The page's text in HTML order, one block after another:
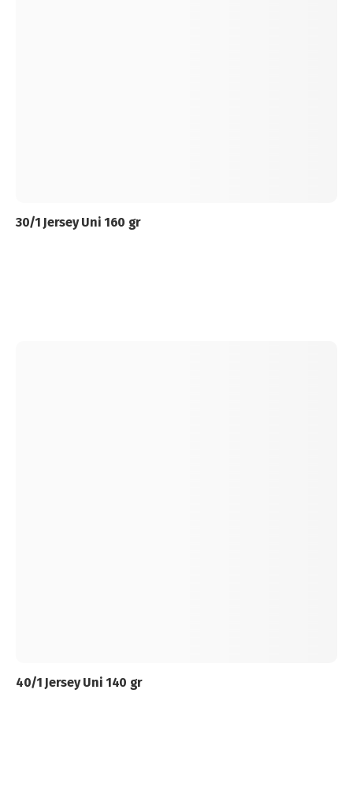
30/1 Jersey Uni 160 gr
40/1 Jersey Uni 140 gr